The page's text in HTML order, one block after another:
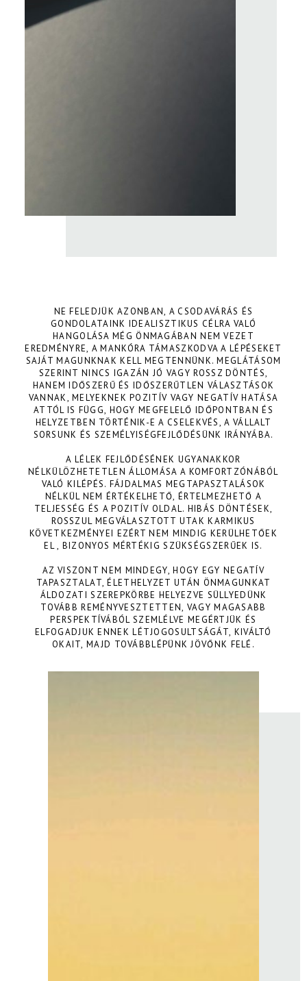
NE FELEDJÜK AZONBAN, A CSODAVÁRÁS ÉS
GONDOLATAINK IDEALISZTIKUS CÉLRA VALÓ
HANGOLÁSA MÉG ÖNMAGÁBAN NEM VEZET
EREDMÉNYRE, A MANKÓRA TÁMASZKODVA A LÉPÉSEKET
SAJÁT MAGUNKNAK KELL MEGTENNÜNK. MEGLÁTÁSOM
SZERINT NINCS IGAZÁN JÓ VAGY ROSSZ DÖNTÉS,
HANEM IDŐSZERŰ ÉS IDŐSZERŰTLEN VÁLASZTÁSOK
VANNAK, MELYEKNEK POZITÍV VAGY NEGATÍV HATÁSA
ATTÓL IS FÜGG, HOGY MEGFELELŐ IDŐPONTBAN ÉS
HELYZETBEN TÖRTÉNIK-E A CSELEKVÉS, A VÁLLALT
SORSUNK ÉS SZEMÉLYISÉGFEJLŐDÉSÜNK IRÁNYÁBA.
A LÉLEK FEJLŐDÉSÉNEK UGYANAKKOR
NÉLKÜLÖZHETETLEN ÁLLOMÁSA A KOMFORTZÓNÁBÓL
VALÓ KILÉPÉS. FÁJDALMAS MEGTAPASZTALÁSOK
NÉLKÜL NEM ÉRTÉKELHETŐ, ÉRTELMEZHETŐ A
TELJESSÉG ÉS A POZITÍV OLDAL. HIBÁS DÖNTÉSEK,
ROSSZUL MEGVÁLASZTOTT UTAK KARMIKUS
KÖVETKEZMÉNYEI EZÉRT NEM MINDIG KERÜLHETŐEK
EL , BIZONYOS MÉRTÉKIG SZÜKSÉGSZERŰEK IS.
AZ VISZONT NEM MINDEGY, HOGY EGY NEGATÍV
TAPASZTALAT, ÉLETHELYZET UTÁN ÖNMAGUNKAT
ÁLDOZATI SZEREPKÖRBE HELYEZVE SÜLLYEDÜNK
TOVÁBB REMÉNYVESZTETTEN, VAGY MAGASABB
PERSPEKTÍVÁBÓL SZEMLÉLVE MEGÉRTJÜK ÉS
ELFOGADJUK ENNEK LÉTJOGOSULTSÁGÁT, KIVÁLTÓ
OKAIT, MAJD TOVÁBBLÉPÜNK JÖVŐNK FELÉ.